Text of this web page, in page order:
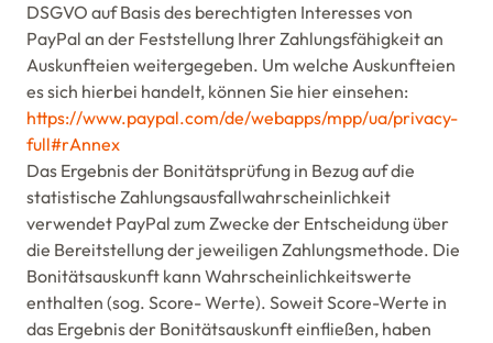
DSGVO auf Basis des berechtigten Interesses von
PayPal an der Feststellung Ihrer Zahlungsfähigkeit an
Auskunfteien weitergegeben. Um welche Auskunfteien
es sich hierbei handelt, können Sie hier einsehen:
https://www.paypal.com/de/webapps/mpp/ua/privacy-
full#rAnnex
Das Ergebnis der Bonitätsprüfung in Bezug auf die
statistische Zahlungsausfallwahrscheinlichkeit
verwendet PayPal zum Zwecke der Entscheidung über
die Bereitstellung der jeweiligen Zahlungsmethode. Die
Bonitätsauskunft kann Wahrscheinlichkeitswerte
enthalten (sog. Score- Werte). Soweit Score-Werte in
das Ergebnis der Bonitätsauskunft einfließen, haben